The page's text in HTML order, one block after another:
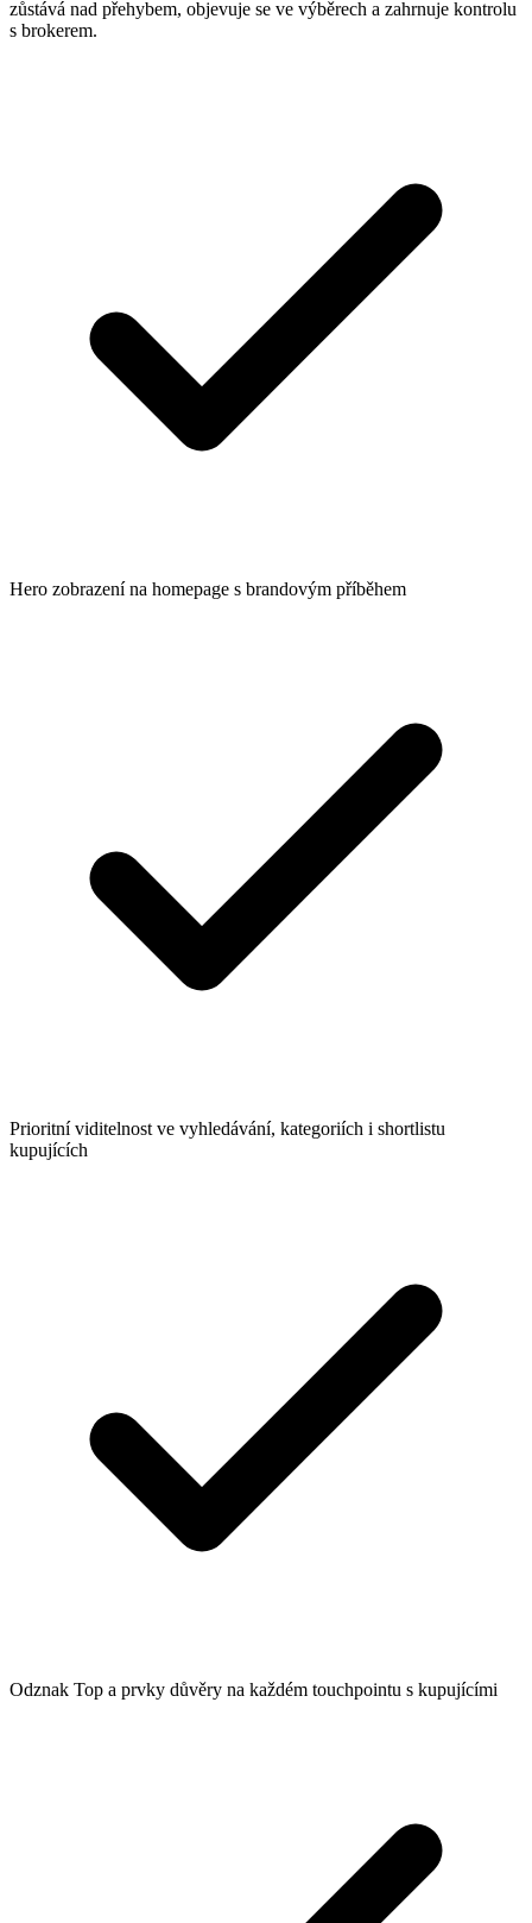
zůstává nad přehybem, objevuje se ve výběrech a zahrnuje kontrolu
s brokerem.
Hero zobrazení na homepage s brandovým příběhem
Prioritní viditelnost ve vyhledávání, kategoriích i shortlistu
kupujících
Odznak Top a prvky důvěry na každém touchpointu s kupujícími